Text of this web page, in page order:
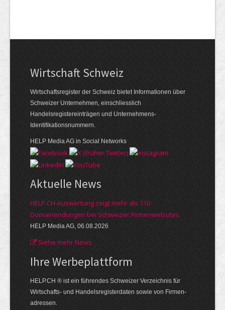
Wirtschaft Schweiz
Wirtschaftsregister der Schweiz bietet Informationen über
Schweizer Unternehmen, einschliesslich
Handelsregistereinträgen und Unternehmens-
Identifikationsnummern.
HELP Media AG in Social Networks
Aktuelle News
HELP.CH-Auswertung zeigt mehr als 110
Domainendungen bei Schweizer Firmenwebsites
HELP Media AG, 06.08.2026
Siehe mehr News
Ihre Werbe­plattform
HELP.CH ® ist ein führendes Schweizer Verzeichnis für
Wirtschafts- und Handelsregisterdaten sowie von Firmen­
adressen.